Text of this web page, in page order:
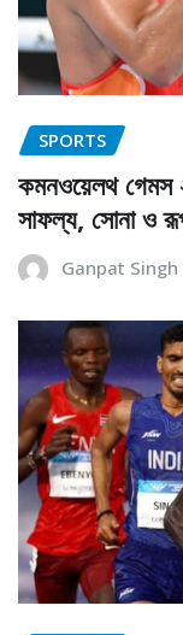
SPORTS
কমনওয়েলথ গেমস
সাফল্য, সোনা ও
Ganpat Singh